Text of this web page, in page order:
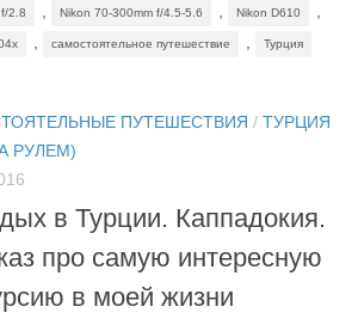
2.8 Nikon 70-300mm f/4.5-5.6 Nikon D610
самостоятельное путешествие Турция
ПУТЕШЕСТВИЯ / ТУРЦИЯ
РУЛЕМ)
в Турции. Каппадокия.
про самую интересную
в моей жизни